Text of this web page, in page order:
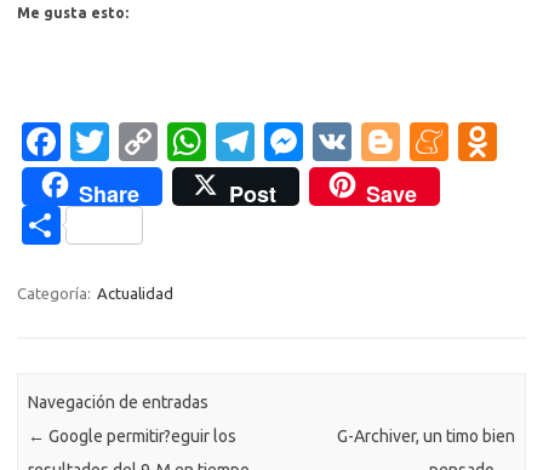
Me gusta esto:
Fa
c
e
b
o
T
w
it
te
r
C
o
p
Li
W
h
at
T
el
e
M
es
se
V
K
Bl
o
g
M
i
Share Post Save
C
m
ti
r
Categoría: Actualidad
Navegación de entradas
← Google permitir?eguir los
G-Archiver, un timo bien